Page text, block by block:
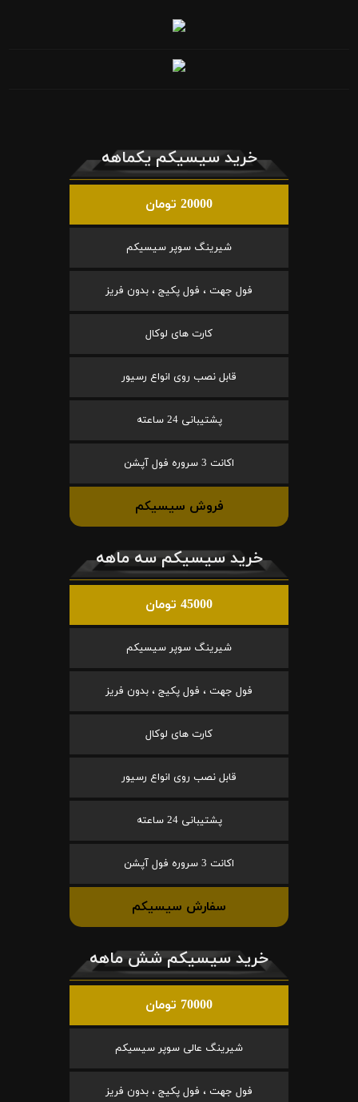
خرید سیسیکم یکماهه
20000 تومان
شیرینگ سوپر سیسیکم
فول جهت ، فول پکیج ، بدون فریز
کارت های لوکال
قابل نصب روی انواع رسیور
پشتیبانی 24 ساعته
اکانت 3 سروره فول آپشن
فروش سیسیکم
خرید سیسیکم سه ماهه
45000 تومان
شیرینگ سوپر سیسیکم
فول جهت ، فول پکیج ، بدون فریز
کارت های لوکال
قابل نصب روی انواع رسیور
پشتیبانی 24 ساعته
اکانت 3 سروره فول آپشن
سفارش سیسیکم
خرید سیسیکم شش ماهه
70000 تومان
شیرینگ عالی سوپر سیسیکم
فول جهت ، فول پکیج ، بدون فریز